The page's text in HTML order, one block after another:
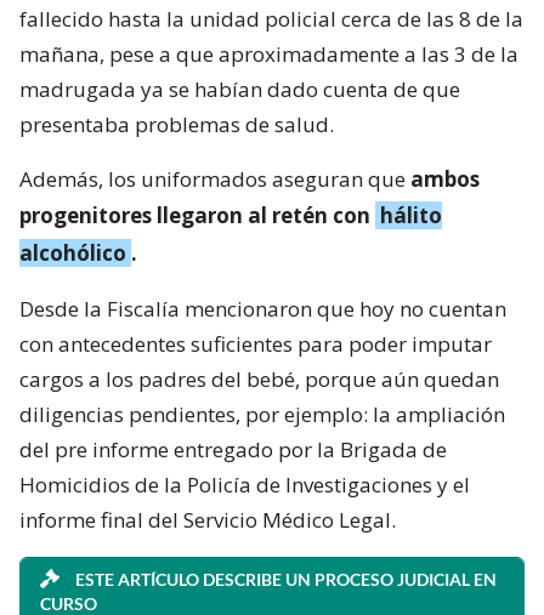
fallecido hasta la unidad policial cerca de las 8 de la
mañana, pese a que aproximadamente a las 3 de la
madrugada ya se habían dado cuenta de que
presentaba problemas de salud.
Además, los uniformados aseguran que ambos
progenitores llegaron al retén con hálito
alcohólico .
Desde la Fiscalía mencionaron que hoy no cuentan
con antecedentes suficientes para poder imputar
cargos a los padres del bebé, porque aún quedan
diligencias pendientes, por ejemplo: la ampliación
del pre informe entregado por la Brigada de
Homicidios de la Policía de Investigaciones y el
informe final del Servicio Médico Legal.
ESTE ARTÍCULO DESCRIBE UN PROCESO JUDICIAL EN
CURSO